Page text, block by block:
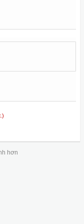
hơn